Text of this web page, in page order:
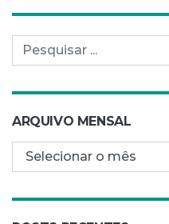
Pesquisar por:
ARQUIVO MENSAL
Arquivo mensal